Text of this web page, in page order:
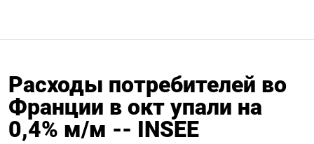
Расходы потребителей во
Франции в окт упали на
0,4% м/м -- INSEE